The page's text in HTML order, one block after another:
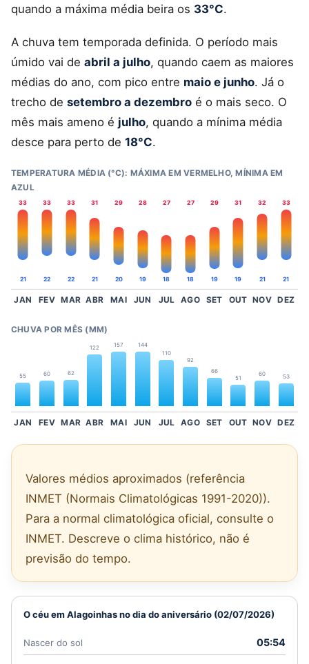
quando a máxima média beira os 33°C.
A chuva tem temporada definida. O período mais
úmido vai de abril a julho, quando caem as maiores
médias do ano, com pico entre maio e junho. Já o
trecho de setembro a dezembro é o mais seco. O
mês mais ameno é julho, quando a mínima média
desce para perto de 18°C.
TEMPERATURA MÉDIA (°C): MÁXIMA EM VERMELHO, MÍNIMA EM
AZUL
33
21
33
22
33
22
31
21
29
20
28
19
27
18
27
18
29
19
31
19
32
21
33
21
JAN FEV MAR ABR MAI JUN JUL AGO SET OUT NOV DEZ
CHUVA POR MÊS (MM)
55 60 62
122 157
144
110
92
66
51
60 53
JAN FEV MAR ABR MAI JUN JUL AGO SET OUT NOV DEZ
Valores médios aproximados (referência
INMET (Normais Climatológicas 1991-2020)).
Para a normal climatológica oficial, consulte o
INMET. Descreve o clima histórico, não é
previsão do tempo.
O céu em Alagoinhas no dia do aniversário (02/07/2026)
Nascer do sol 05:54